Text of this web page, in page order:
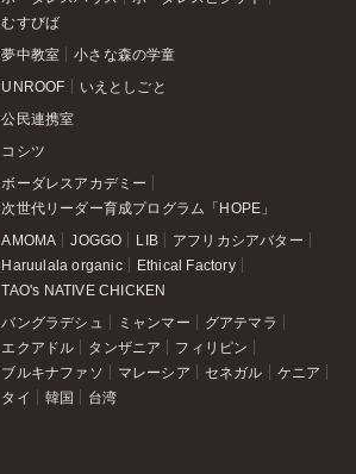
むすびば
夢中教室 小さな森の学童
UNROOF いえとしごと
公民連携室
コシツ
ボーダレスアカデミー
次世代リーダー育成プログラム「HOPE」
AMOMA JOGGO LIB
アフリカシアバター
Haruulala organic
Ethical Factory
TAO's NATIVE CHICKEN
バングラデシュ ミャンマー
グアテマラ
エクアドル
タンザニア
フィリピン
ブルキナファソ
マレーシア セネガル
ケニア
タイ
韓国 台湾